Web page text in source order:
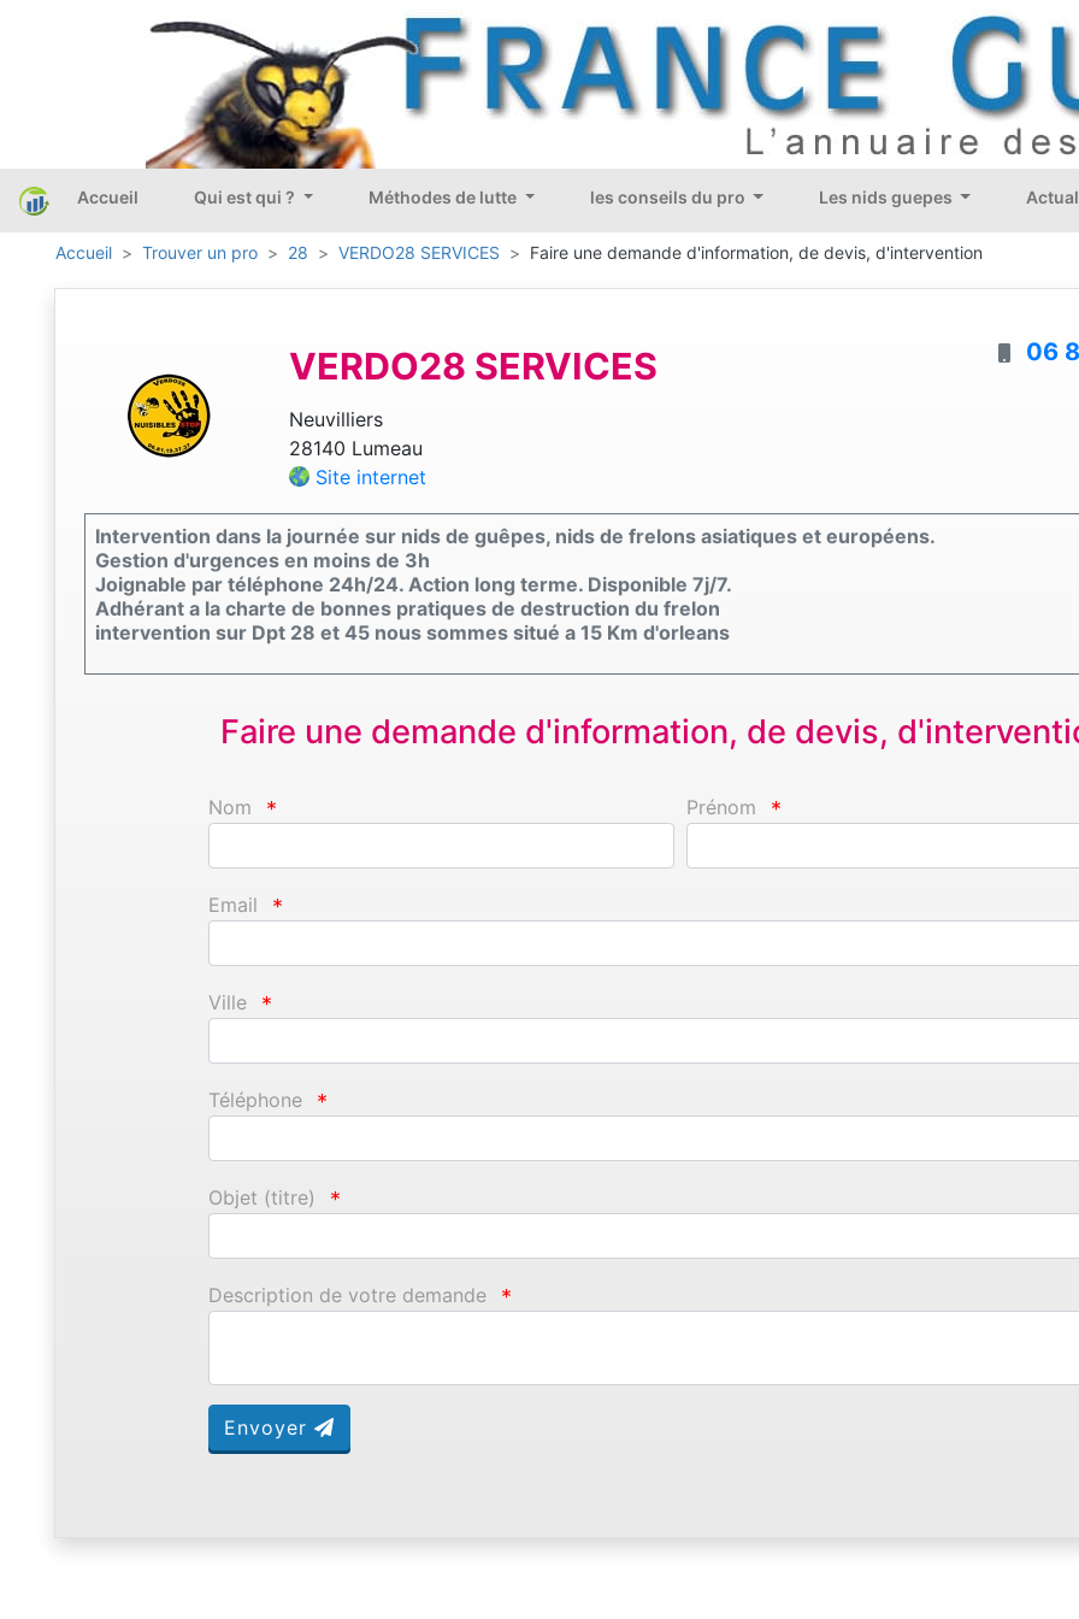
Accueil Qui est qui ? Méthodes de lutte les conseils du pro Les nids guepes
Accueil Trouver un pro 28 VERDO28 SERVICES Faire une demande d'information, de devis, d'intervention
VERDO28 SERVICES
Neuvilliers
28140 Lumeau
Site internet
06
Intervention dans la journée sur nids de guêpes, nids de frelons asiatiques et européens.
Gestion d'urgences en moins de 3h
Joignable par téléphone 24h/24. Action long terme. Disponible 7j/7.
Adhérant a la charte de bonnes pratiques de destruction du frelon
intervention sur Dpt 28 et 45 nous sommes situé a 15 Km d'orleans
Faire une demande d'information, de devis,
Nom * Prénom *
Email *
Ville *
Téléphone *
Objet (titre) *
Description de votre demande *
Envoyer